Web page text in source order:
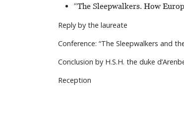
“The Sleepwalkers. How
Reply by the laureate
Conference: “The Sleepwalkers and
Conclusion by H.S.H. the duke
Reception